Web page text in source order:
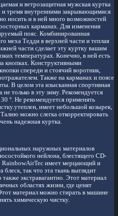
и ветрозащитная мужская куртка
и тремя внутренними закрывающимися
носить и в ней много возможностей
карманах. Для изменения
пояс. Комбинированная
меха Тедди в верхней части и теплая
части сделает эту куртку вашим
температурах. Конечно, в ней есть
кнопках. Конструктивными
спереди и стоячий воротник,
Также на карманах и поясе
В целом эта изысканная спортивная
не только в эту зиму. Рекомендуется
°. Не рекомендуется применять
имеет небольшой козырек,
можно слегка откорректировать
надежная куртка.
наружных материалов
нейлона, блестящего CD-
RainbowAirTec имеет мерцающий и
так что эта ткань выглядит
экстравагантно. Этот материал
областях жизни, где ценят
материал можно стирать в машине
химическую чистку.